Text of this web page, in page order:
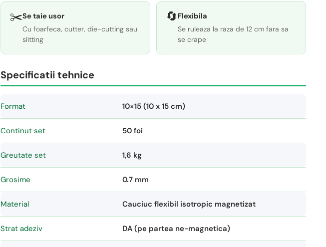
✂️Se taie usor
Cu foarfeca, cutter, die-cutting sau
slitting
🔄 Flexibila
Se ruleaza la raza de 12 cm fara sa
se crape
Specificatii tehnice
Format 10×15 (10 x 15 cm)
Continut set 50 foi
Greutate set 1,6 kg
Grosime 0.7 mm
Material Cauciuc flexibil isotropic magnetizat
Strat adeziv DA (pe partea ne-magnetica)